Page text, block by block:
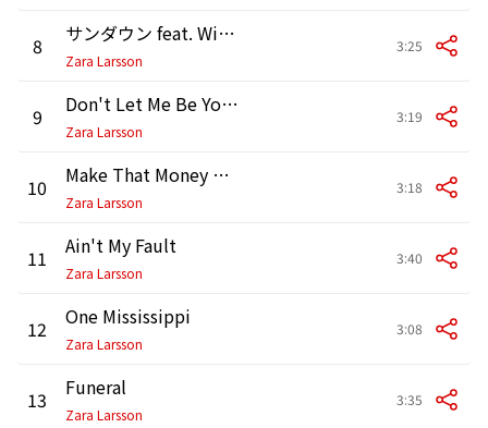
8 サンダウン feat. WizKid
Zara Larsson
3:25
9 Don't Let Me Be Yours
Zara Larsson
3:19
10 Make That Money Girl
Zara Larsson
3:18
11 Ain't My Fault
Zara Larsson
3:40
12 One Mississippi
Zara Larsson
3:08
13 Funeral
Zara Larsson
3:35